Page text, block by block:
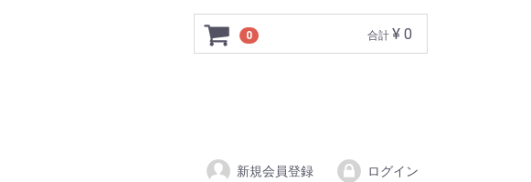
新規会員登録 ログイン
0 合計 ¥ 0